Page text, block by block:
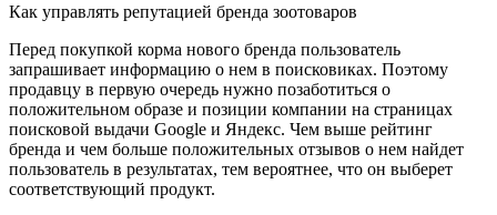
Как управлять репутацией бренда зоотоваров
Перед покупкой корма нового бренда пользователь
запрашивает информацию о нем в поисковиках. Поэтому
продавцу в первую очередь нужно позаботиться о
положительном образе и позиции компании на страницах
поисковой выдачи Google и Яндекс. Чем выше рейтинг
бренда и чем больше положительных отзывов о нем найдет
пользователь в результатах, тем вероятнее, что он выберет
соответствующий продукт.